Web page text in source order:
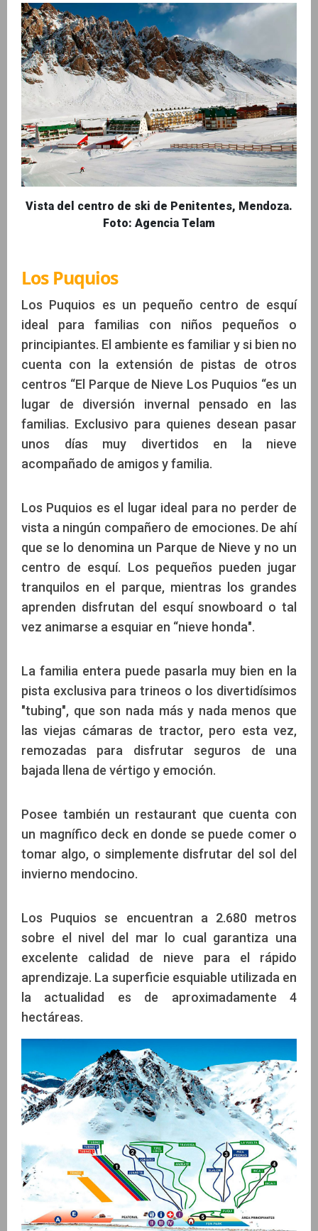
Vista del centro de ski de Penitentes, Mendoza.
Foto: Agencia Telam
Los Puquios
Los Puquios es un pequeño centro de esquí
ideal para familias con niños pequeños o
principiantes. El ambiente es familiar y si bien no
cuenta con la extensión de pistas de otros
centros “El Parque de Nieve Los Puquios “es un
lugar de diversión invernal pensado en las
familias. Exclusivo para quienes desean pasar
unos días muy divertidos en la nieve
acompañado de amigos y familia.
Los Puquios es el lugar ideal para no perder de
vista a ningún compañero de emociones. De ahí
que se lo denomina un Parque de Nieve y no un
centro de esquí. Los pequeños pueden jugar
tranquilos en el parque, mientras los grandes
aprenden disfrutan del esquí snowboard o tal
vez animarse a esquiar en “nieve honda".
La familia entera puede pasarla muy bien en la
pista exclusiva para trineos o los divertidísimos
"tubing", que son nada más y nada menos que
las viejas cámaras de tractor, pero esta vez,
remozadas para disfrutar seguros de una
bajada llena de vértigo y emoción.
Posee también un restaurant que cuenta con
un magnífico deck en donde se puede comer o
tomar algo, o simplemente disfrutar del sol del
invierno mendocino.
Los Puquios se encuentran a 2.680 metros
sobre el nivel del mar lo cual garantiza una
excelente calidad de nieve para el rápido
aprendizaje. La superficie esquiable utilizada en
la actualidad es de aproximadamente 4
hectáreas.